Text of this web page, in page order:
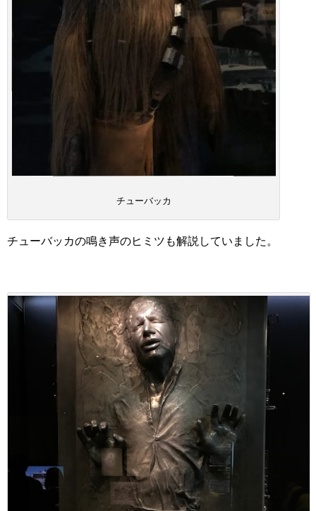
チューバッカ
チューバッカの鳴き声のヒミツも解説していました。